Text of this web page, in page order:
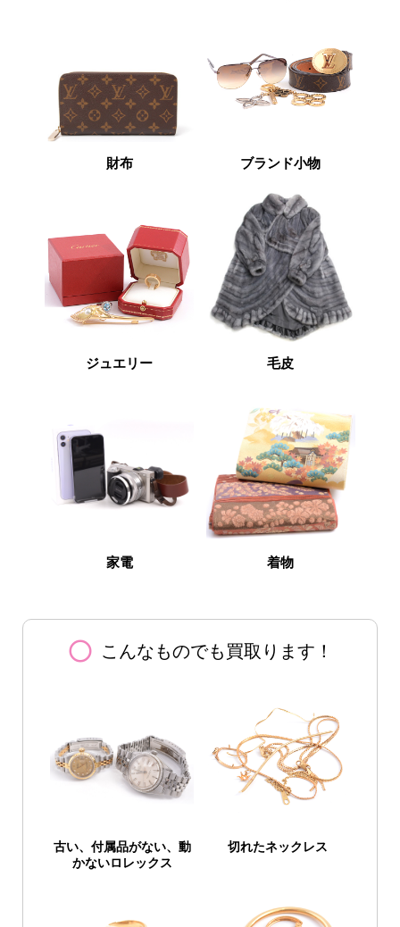
財布 ブランド小物
ジュエリー 毛皮
家電 着物
panorama_fish_eye こんなものでも買取ります！
古い、付属品がない、 動
かないロレックス
切れたネックレス